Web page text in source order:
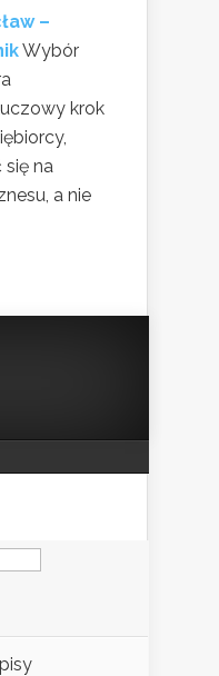
–
Wybór
krok
się na
a nie